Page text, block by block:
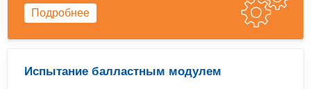
Подробнее
Испытание балластным модулем